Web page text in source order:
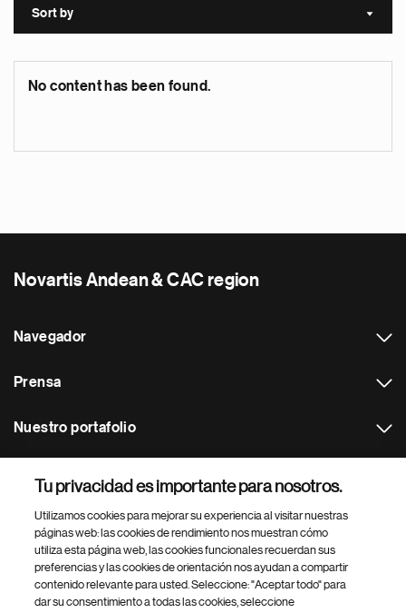
Sort by Sort
No content has been found.
Novartis Andean & CAC region
Navegador
Prensa
Nuestro portafolio
Footer Site Search
Tu privacidad es importante para nosotros.
Utilizamos cookies para mejorar su experiencia al visitar nuestras
páginas web: las cookies de rendimiento nos muestran cómo
utiliza esta página web, las cookies funcionales recuerdan sus
preferencias y las cookies de orientación nos ayudan a compartir
contenido relevante para usted. Seleccione: "Aceptar todo" para
dar su consentimiento a todas las cookies, seleccione